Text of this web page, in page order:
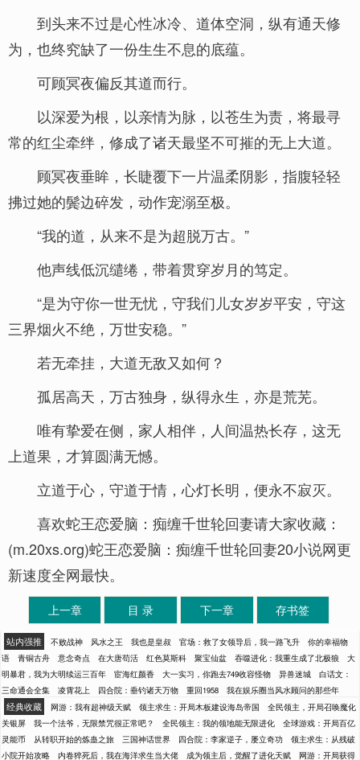
到头来不过是心性冰冷、道体空洞，纵有通天修
为，也终究缺了一份生生不息的底蕴。
可顾冥夜偏反其道而行。
以深爱为根，以亲情为脉，以苍生为责，将最寻
常的红尘牵绊，修成了诸天最坚不可摧的无上大道。
顾冥夜垂眸，长睫覆下一片温柔阴影，指腹轻轻
拂过她的鬓边碎发，动作宠溺至极。
“我的道，从来不是为超脱万古。”
他声线低沉缱绻，带着贯穿岁月的笃定。
“是为守你一世无忧，守我们儿女岁岁平安，守这
三界烟火不绝，万世安稳。”
若无牵挂，大道无敌又如何？
孤居高天，万古独身，纵得永生，亦是荒芜。
唯有挚爱在侧，家人相伴，人间温热长存，这无
上道果，才算圆满无憾。
立道于心，守道于情，心灯长明，便永不寂灭。
喜欢蛇王恋爱脑：痴缠千世轮回妻请大家收藏：
(m.20xs.org)蛇王恋爱脑：痴缠千世轮回妻20小说网更
新速度全网最快。
上一章 目 录 下一章 存书签
站内强推 不败战神 风水之王 我也是皇叔 官场：救了女领导后，我一路飞升
你的幸福物
语
青铜古舟 意念奇点 在大唐苟活 红色莫斯科 聚宝仙盆 吞噬进化：我重生成了北极狼
大
明暴君，我为大明续运三百年
宦海红颜香 大一实习，你跑去749收容怪物 异兽迷城
白话文：
三命通会全集
凌霄花上 四合院：垂钓诸天万物 重回1958 我在娱乐圈当风水顾问的那些年
经典收藏 网游：我有超神级天赋 领主求生：开局木板建设海岛帝国
全民领主，开局召唤魔化
关银屏
我一个法爷，无限禁咒很正常吧？ 全民领主：我的领地能无限进化
全球游戏：开局百亿
灵能币
从转职开始的炼蛊之旅 三国神话世界 四合院：李家逆子，屡立奇功
领主求生：从残破
小院开始攻略
内卷猝死后，我在海洋求生当大佬 成为领主后，觉醒了进化天赋 网游：开局获得